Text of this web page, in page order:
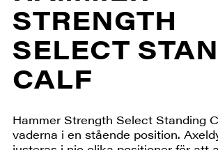
STRENGTH
SELECT
CALF
Hammer Strength Select Standing
vaderna i en stående position.